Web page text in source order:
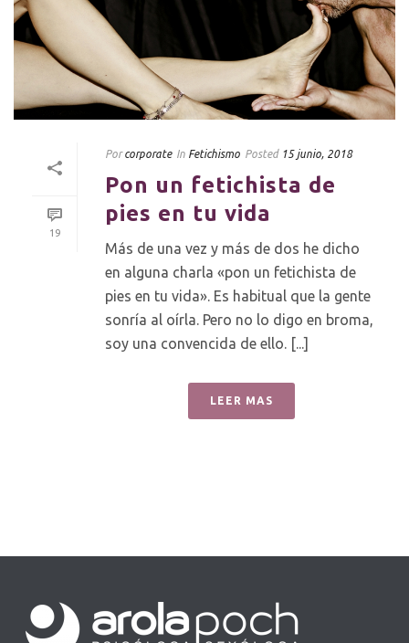
19
Por corporate In Fetichismo Posted 15 junio, 2018
Pon un fetichista de
pies en tu vida
Más de una vez y más de dos he dicho
en alguna charla «pon un fetichista de
pies en tu vida». Es habitual que la gente
sonría al oírla. Pero no lo digo en broma,
soy una convencida de ello. [...]
LEER MAS